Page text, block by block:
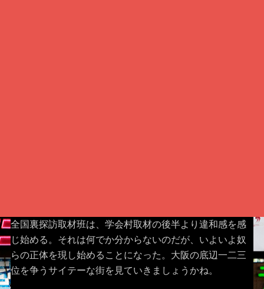
全国裏探訪取材班は、学会村取材の後半より違和感を感
じ始める。それは何でか分からないのだが、いよいよ奴
らの正体を現し始めることになった。大阪の底辺一二三
位を争うサイテーな街を見ていきましょうかね。